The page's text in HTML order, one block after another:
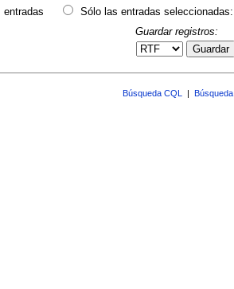
entradas
Sólo las entradas seleccionadas:
Guardar registros:
Guardar
Búsqueda CQL